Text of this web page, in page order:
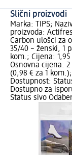
Slični proizvodi
Marka: TIPS;
proizvoda:
Carbon ulošci za
35/40 – ženski, 1
kom.; Cijena: 1,95
Osnovna cijena: 2
(0,98 € za 1 kom.);
Dostupnost:
Dostupno za
Status sivo